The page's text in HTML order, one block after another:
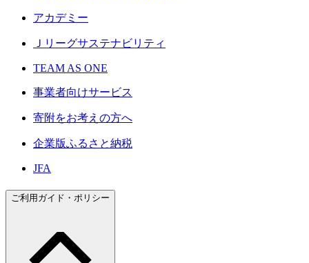
アカデミー
Ｊリーグサステナビリティ
TEAM AS ONE
事業者向けサービス
寄附をお考えの方へ
企業版ふるさと納税
JFA
ご利用ガイド・ポリシー